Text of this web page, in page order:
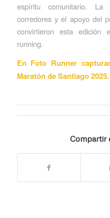
espíritu comunitario.
corredores y el apoyo del
convirtieron esta edición
running.
En Foto Runner
Maratón de Santiago 2025.
Compartir